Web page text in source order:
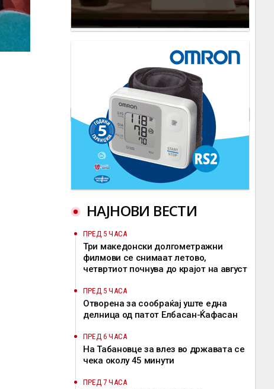
НАЈНОВИ ВЕСТИ
ПРЕД 5 ЧАСА
Три македонски долгометражни
филмови се снимаат летово,
четвртиот почнува до крајот на август
ПРЕД 5 ЧАСА
Отворена за сообраќај уште една
делница од патот Елбасан-Ќафасан
ПРЕД 6 ЧАСА
На Табановце за влез во државата се
чека околу 45 минути
ПРЕД 7 ЧАСА